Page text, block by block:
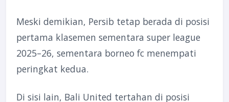
Meski demikian, Persib tetap berada di posisi
pertama klasemen sementara super league
2025–26, sementara borneo fc menempati
peringkat kedua.
Di sisi lain, Bali United tertahan di posisi